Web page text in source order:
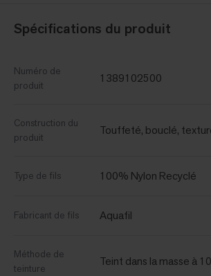
Spécifications du produit
Numéro de
produit
1389102500
Construction du
produit
Touffeté, bouclé,
Type de fils 100% Nylon Recyclé
Fabricant de fils Aquafil
Méthode de
teinture
Teint dans la masse à